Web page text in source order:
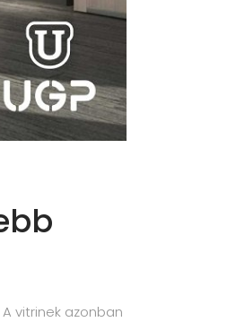
vitrinek azonban